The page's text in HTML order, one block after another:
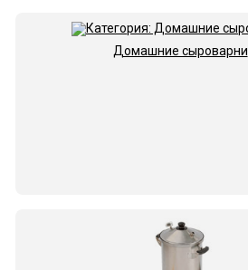
Домашние сыроварни